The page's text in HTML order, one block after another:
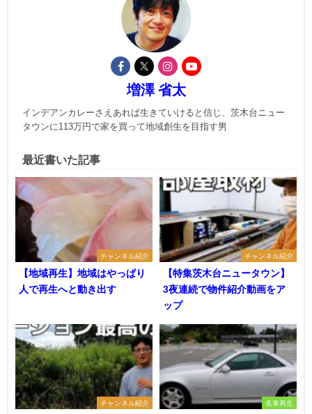
増澤 省太
インデアンカレーさえあれば生きていけると信じ、茨木台ニュー
タウンに113万円で家を買って地域創生を目指す男
最近書いた記事
チャンネル紹介
【地域再生】地域はやっぱり
人で再生へと動き出す
チャンネル紹介
【特集茨木台ニュータウン】
3夜連続で物件紹介動画をア
ップ
チャンネル紹介 名車再生